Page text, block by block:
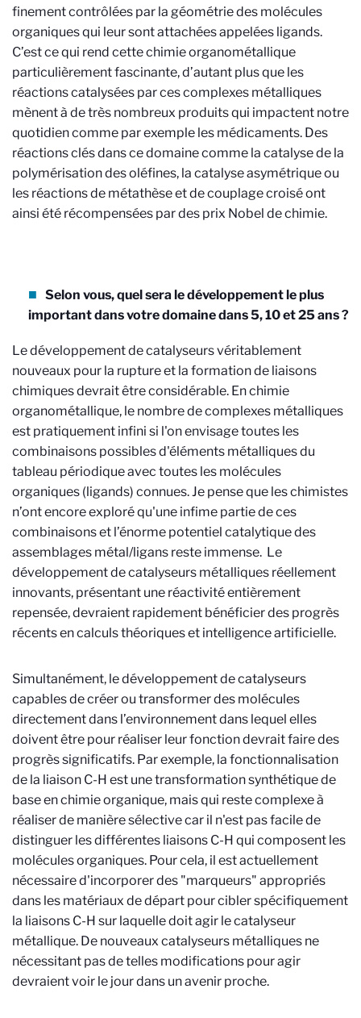
finement contrôlées par la géométrie des molécules
organiques qui leur sont attachées appelées ligands.
C’est ce qui rend cette chimie organométallique
particulièrement fascinante, d’autant plus que les
réactions catalysées par ces complexes métalliques
mènent à de très nombreux produits qui impactent notre
quotidien comme par exemple les médicaments. Des
réactions clés dans ce domaine comme la catalyse de la
polymérisation des oléfines, la catalyse asymétrique ou
les réactions de métathèse et de couplage croisé ont
ainsi été récompensées par des prix Nobel de chimie.
Selon vous, quel sera le développement le plus
important dans votre domaine dans 5, 10 et 25 ans ?
Le développement de catalyseurs véritablement
nouveaux pour la rupture et la formation de liaisons
chimiques devrait être considérable. En chimie
organométallique, le nombre de complexes métalliques
est pratiquement infini si l'on envisage toutes les
combinaisons possibles d'éléments métalliques du
tableau périodique avec toutes les molécules
organiques (ligands) connues. Je pense que les chimistes
n’ont encore exploré qu'une infime partie de ces
combinaisons et l’énorme potentiel catalytique des
assemblages métal/ligans reste immense. Le
développement de catalyseurs métalliques réellement
innovants, présentant une réactivité entièrement
repensée, devraient rapidement bénéficier des progrès
récents en calculs théoriques et intelligence artificielle.
Simultanément, le développement de catalyseurs
capables de créer ou transformer des molécules
directement dans l’environnement dans lequel elles
doivent être pour réaliser leur fonction devrait faire des
progrès significatifs. Par exemple, la fonctionnalisation
de la liaison C-H est une transformation synthétique de
base en chimie organique, mais qui reste complexe à
réaliser de manière sélective car il n'est pas facile de
distinguer les différentes liaisons C-H qui composent les
molécules organiques. Pour cela, il est actuellement
nécessaire d'incorporer des "marqueurs" appropriés
dans les matériaux de départ pour cibler spécifiquement
la liaisons C-H sur laquelle doit agir le catalyseur
métallique. De nouveaux catalyseurs métalliques ne
nécessitant pas de telles modifications pour agir
devraient voir le jour dans un avenir proche.